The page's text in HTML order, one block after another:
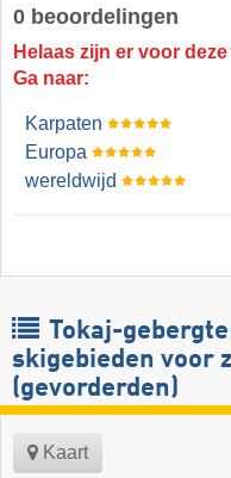
0 beoordelingen
Helaas zijn er voor
Ga naar:
Karpaten
Europa
wereldwijd
Tokaj-
skigebieden voor
(gevorderden)
Kaart